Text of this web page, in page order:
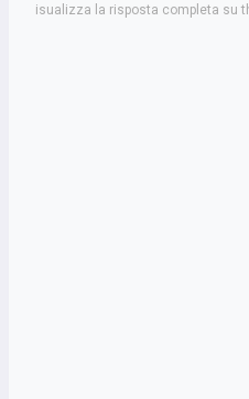
isualizza la risposta completa su